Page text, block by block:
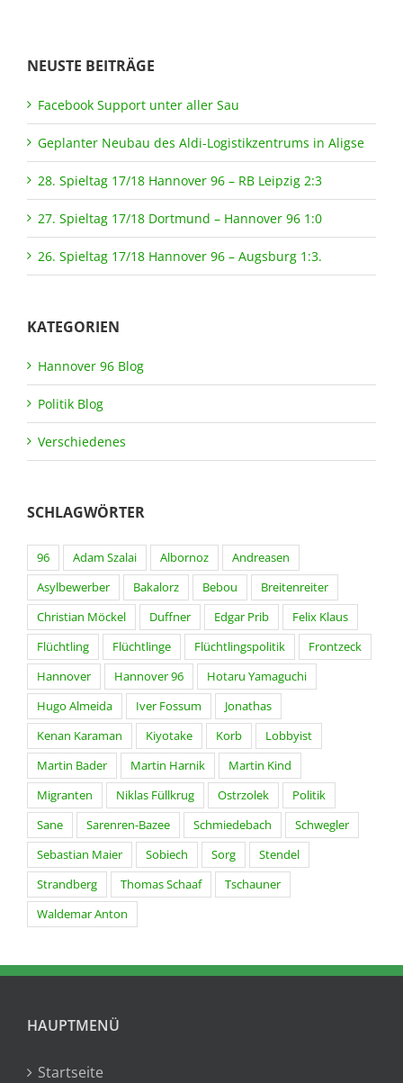
NEUSTE BEITRÄGE
Facebook Support unter aller Sau
Geplanter Neubau des Aldi-Logistikzentrums in Aligse
28. Spieltag 17/18 Hannover 96 – RB Leipzig 2:3
27. Spieltag 17/18 Dortmund – Hannover 96 1:0
26. Spieltag 17/18 Hannover 96 – Augsburg 1:3.
KATEGORIEN
Hannover 96 Blog
Politik Blog
Verschiedenes
SCHLAGWÖRTER
96 Adam Szalai Albornoz
Andreasen
Asylbewerber
Bakalorz Bebou
Breitenreiter
Christian Möckel
Duffner Edgar Prib
Felix Klaus
Flüchtling
Flüchtlinge Flüchtlingspolitik
Frontzeck
Hannover
Hannover 96
Hotaru Yamaguchi
Hugo Almeida
Iver Fossum
Jonathas
Kenan Karaman
Kiyotake Korb
Lobbyist
Martin Bader
Martin Harnik
Martin Kind
Migranten
Niklas Füllkrug Ostrzolek
Politik
Sane
Sarenren-Bazee Schmiedebach
Schwegler
Sebastian Maier
Sobiech Sorg
Stendel
Strandberg
Thomas Schaaf
Tschauner
Waldemar Anton
HAUPTMENÜ
Startseite